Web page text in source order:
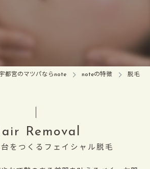
都宮のマツパならnote noteの特徴 脱毛
をつくるフェイシャル脱毛
Removal